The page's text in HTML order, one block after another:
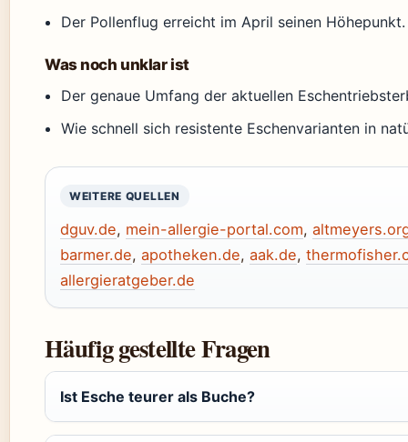
Der Pollenflug erreicht im April seinen Höhepunkt.
Was noch unklar ist
Der genaue Umfang der aktuellen
Wie schnell sich resistente Eschenvarianten in
WEITERE QUELLEN
dguv.de, mein-allergie-portal.com,
barmer.de, apotheken.de, aak.de,
allergieratgeber.de
Häufig gestellte Fragen
Ist Esche teurer als Buche?